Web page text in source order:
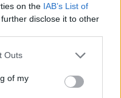
on the IAB’s List of
disclose it to other
Outs
of my
Αιγαίο: Πέντε
τρία τουρκικά